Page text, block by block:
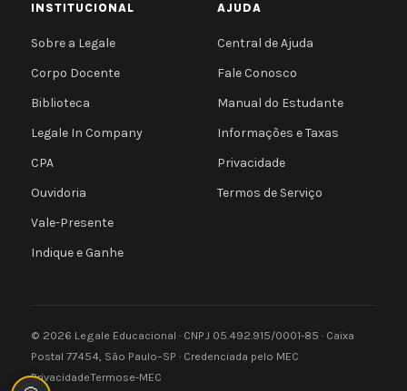
INSTITUCIONAL
Sobre a Legale
Corpo Docente
Biblioteca
Legale In Company
CPA
Ouvidoria
Vale-Presente
Indique e Ganhe
AJUDA
Central de Ajuda
Fale Conosco
Manual do Estudante
Informações e Taxas
Privacidade
Termos de Serviço
© 2026 Legale Educacional · CNPJ 05.492.915/0001-85 · Caixa
Postal 77454, São Paulo–SP · Credenciada pelo MEC
PrivacidadeTermose-MEC